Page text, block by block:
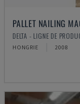
PALLET NAILING
DELTA - LIGNE DE
HONGRIE 2008